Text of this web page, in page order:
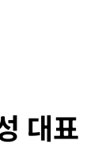
대표